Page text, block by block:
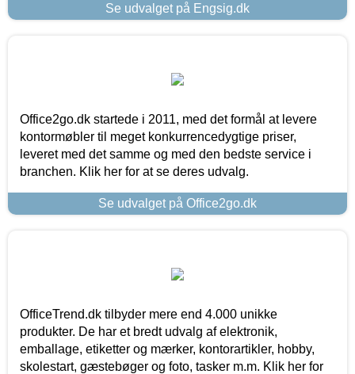
Se udvalget på Engsig.dk
Office2go.dk startede i 2011, med det formål at levere
kontormøbler til meget konkurrencedygtige priser,
leveret med det samme og med den bedste service i
branchen. Klik her for at se deres udvalg.
Se udvalget på Office2go.dk
OfficeTrend.dk tilbyder mere end 4.000 unikke
produkter. De har et bredt udvalg af elektronik,
emballage, etiketter og mærker, kontorartikler, hobby,
skolestart, gæstebøger og foto, tasker m.m. Klik her for